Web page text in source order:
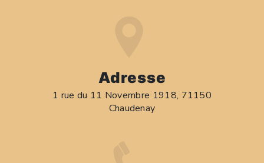
Adresse
1 rue du 11 Novembre 1918, 71150
Chaudenay